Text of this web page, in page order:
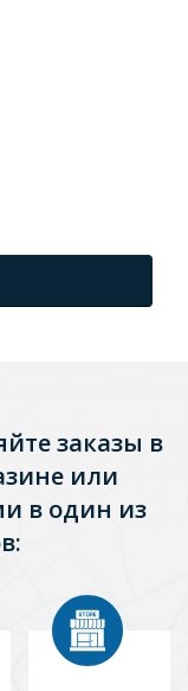
заказы в
или
в один из